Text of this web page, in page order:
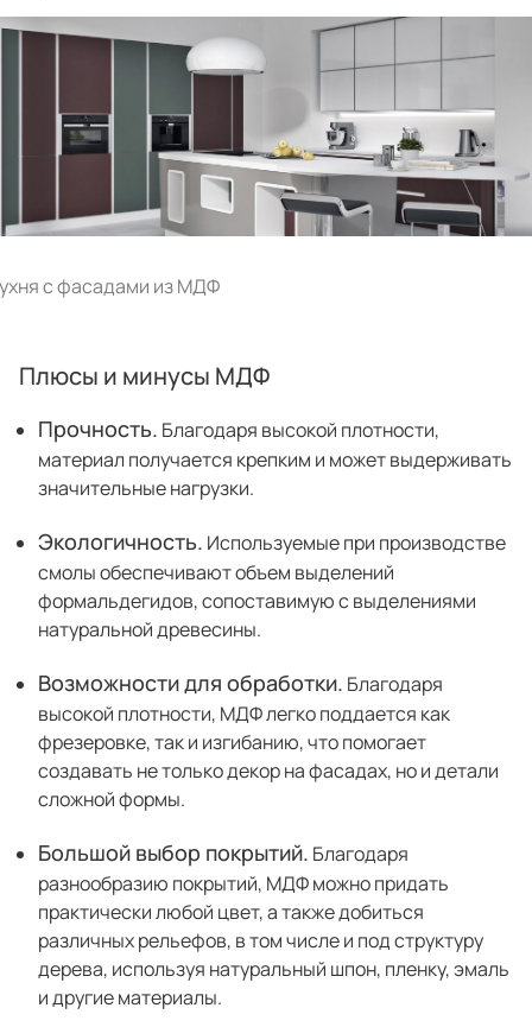
Способы оплаты
Рассрочка онлайн
Индивидуальный
технический проект
Салоны продаж
О компании
Отзывы
Санкт-Петербург
Нижний Новгород
© 1996-2026 Фабрика мебели «Стильные Кухни»
с фасадами из МДФ
Плюсы и минусы МДФ
Прочность. Благодаря высокой плотности,
материал получается крепким и может выдерживать
значительные нагрузки.
Экологичность. Используемые при производстве
смолы обеспечивают объем выделений
формальдегидов, сопоставимую с выделениями
натуральной древесины.
Возможности для обработки. Благодаря
высокой плотности, МДФ легко поддается как
фрезеровке, так и изгибанию, что помогает
создавать не только декор на фасадах, но и детали
сложной формы.
Большой выбор покрытий. Благодаря
разнообразию покрытий, МДФ можно придать
практически любой цвет, а также добиться
различных рельефов, в том числе и под структуру
дерева, используя натуральный шпон, пленку, эмаль
и другие материалы.